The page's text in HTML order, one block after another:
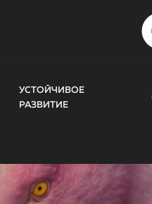
УСТОЙЧИВОЕ
РАЗВИТИЕ